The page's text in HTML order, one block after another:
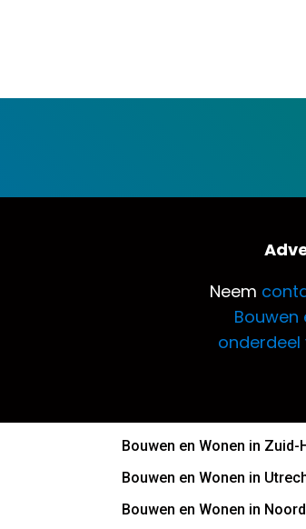
Neem
Bouwen
Bouwen en Wonen in Zuid-
Bouwen en Wonen in
Bouwen en Wonen in